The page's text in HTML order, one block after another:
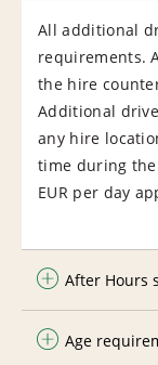
All additional
requirements.
the hire
Additional
any hire
time during
EUR per day
After Hours
Age